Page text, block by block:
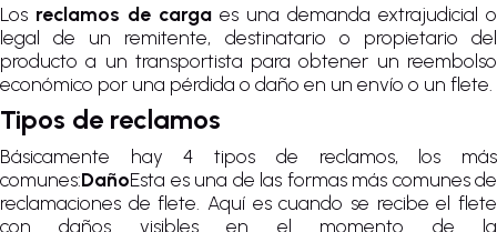
Los reclamos de carga es una demanda extrajudicial o
legal de un remitente, destinatario o propietario del
producto a un transportista para obtener un reembolso
económico por una pérdida o daño en un envío o un flete.
Tipos de reclamos
Básicamente hay 4 tipos de reclamos, los más
comunes:DañoEsta es una de las formas más comunes de
reclamaciones de flete. Aquí es cuando se recibe el flete
con daños visibles en el momento de la